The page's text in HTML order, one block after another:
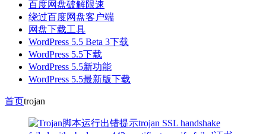
百度网盘破解限速
绕过百度网盘客户端
网盘下载工具
WordPress 5.5 Beta 3下载
WordPress 5.5下载
WordPress 5.5新功能
WordPress 5.5最新版下载
首页trojan